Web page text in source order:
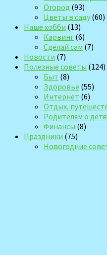
Огород (93)
Цветы в саду (60)
Наше хобби (13)
Карвинг (6)
Сделай сам (7)
Новости (7)
Полезные советы (124)
Быт (8)
Здоровье (55)
Интернет (6)
Отдых,
Родителям о
Финансы (8)
Праздники (75)
Новогодние